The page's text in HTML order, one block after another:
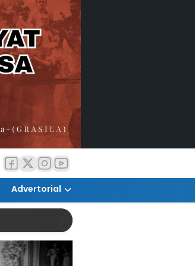
Advertorial
Pemanfaatan AI Diharap Tingkatkan